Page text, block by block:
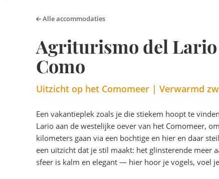
Alle accommodaties
Agriturismo del
Como
Uitzicht op het Comomeer | Verwarmd
Een vakantieplek zoals je die stiekem hoopt te
Lario aan de westelijke oever van het Comomeer,
kilometers gaan via een bochtige en hier en daar
een uitzicht dat je stil maakt: het glinsterende meer
sfeer is kalm en elegant — hier hoor je vogels, voel